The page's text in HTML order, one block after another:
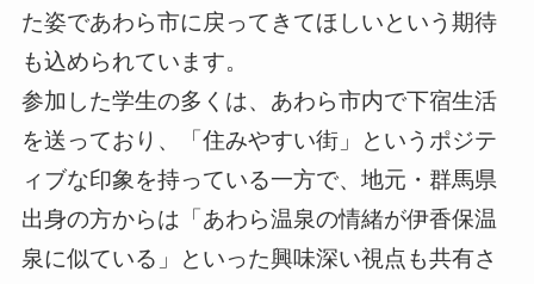
た姿であわら市に戻ってきてほしいという期待
も込められています。
参加した学生の多くは、あわら市内で下宿生活
を送っており、「住みやすい街」というポジテ
ィブな印象を持っている一方で、地元・群馬県
出身の方からは「あわら温泉の情緒が伊香保温
泉に似ている」といった興味深い視点も共有さ